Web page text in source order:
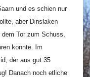
und es schien nur
aber Dinslaken
Tor zum Schuss,
konnte. Im
der aus gut 35
Danach noch etliche